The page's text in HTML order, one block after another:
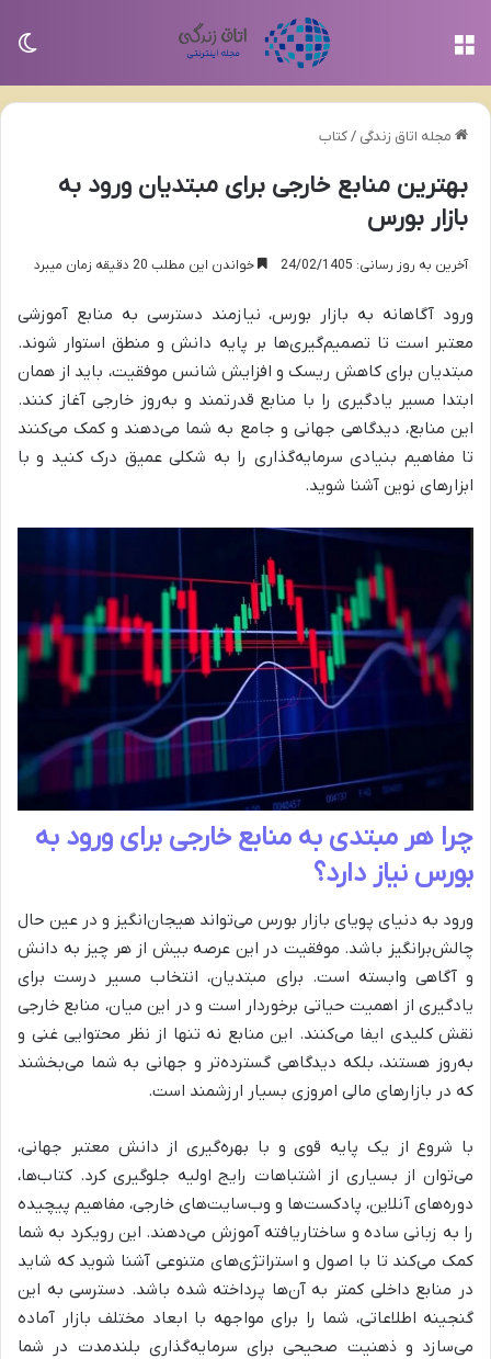
مجله اتاق زندگی /کتاب
بهترین منابع خارجی برای مبتدیان ورود به
بازار بورس
آخرین به روز رسانی: 24/02/1405 خواندن این مطلب 20 دقیقه زمان میبرد
ورود آگاهانه به بازار بورس، نیازمند دسترسی به منابع آموزشی
معتبر است تا تصمیم‌گیری‌ها بر پایه دانش و منطق استوار شوند.
مبتدیان برای کاهش ریسک و افزایش شانس موفقیت، باید از همان
ابتدا مسیر یادگیری را با منابع قدرتمند و به‌روز خارجی آغاز کنند.
این منابع، دیدگاهی جهانی و جامع به شما می‌دهند و کمک می‌کنند
تا مفاهیم بنیادی سرمایه‌گذاری را به شکلی عمیق درک کنید و با
ابزارهای نوین آشنا شوید.
چرا هر مبتدی به منابع خارجی برای ورود به
بورس نیاز دارد؟
ورود به دنیای پویای بازار بورس می‌تواند هیجان‌انگیز و در عین حال
چالش‌برانگیز باشد. موفقیت در این عرصه بیش از هر چیز به دانش
و آگاهی وابسته است. برای مبتدیان، انتخاب مسیر درست برای
یادگیری از اهمیت حیاتی برخوردار است و در این میان، منابع خارجی
نقش کلیدی ایفا می‌کنند. این منابع نه تنها از نظر محتوایی غنی و
به‌روز هستند، بلکه دیدگاهی گسترده‌تر و جهانی به شما می‌بخشند
که در بازارهای مالی امروزی بسیار ارزشمند است.
با شروع از یک پایه قوی و با بهره‌گیری از دانش معتبر جهانی،
می‌توان از بسیاری از اشتباهات رایج اولیه جلوگیری کرد. کتاب‌ها،
دوره‌های آنلاین، پادکست‌ها و وب‌سایت‌های خارجی، مفاهیم پیچیده
را به زبانی ساده و ساختاریافته آموزش می‌دهند. این رویکرد به شما
کمک می‌کند تا با اصول و استراتژی‌های متنوعی آشنا شوید که شاید
در منابع داخلی کمتر به آن‌ها پرداخته شده باشد. دسترسی به این
گنجینه اطلاعاتی، شما را برای مواجهه با ابعاد مختلف بازار آماده
می‌سازد و ذهنیت صحیحی برای سرمایه‌گذاری بلندمدت در شما